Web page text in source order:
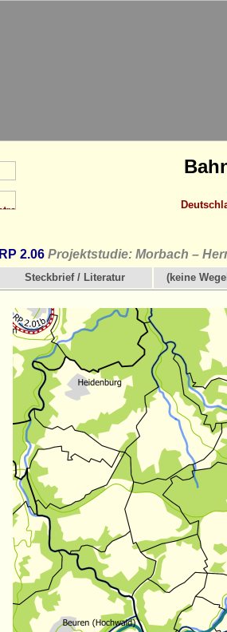
RP 2.06 Projektstudie: Morbach –
Steckbrief / Literatur (keine